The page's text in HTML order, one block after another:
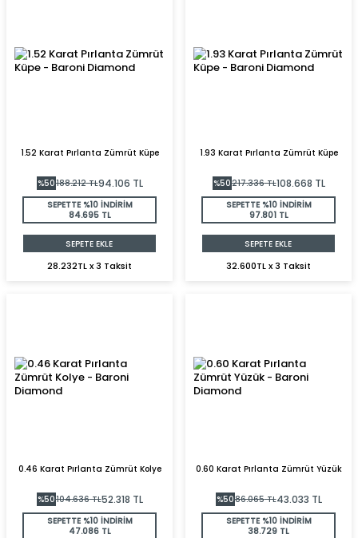
1.52 Karat Pırlanta Zümrüt Küpe
%50188.212TL94.106 TL
SEPETTE %10 İNDİRİM
84.695 TL
SEPETE EKLE
28.232TL x 3 Taksit
1.93 Karat Pırlanta Zümrüt Küpe
%50217.336TL108.668 TL
SEPETTE %10 İNDİRİM
97.801 TL
SEPETE EKLE
32.600TL x 3 Taksit
0.46 Karat Pırlanta Zümrüt Kolye
%50104.636TL52.318 TL
SEPETTE %10 İNDİRİM
47.086 TL
0.60 Karat Pırlanta Zümrüt Yüzük
%5086.065TL43.033 TL
SEPETTE %10 İNDİRİM
38.729 TL